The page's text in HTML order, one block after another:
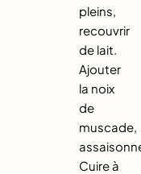
pleins,
recouvrir
de lait.
Ajouter
la noix
de
muscade,
Cuire à